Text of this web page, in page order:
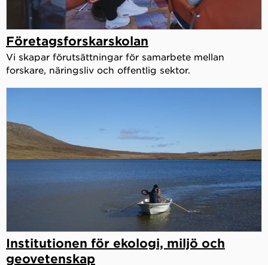
Företagsforskarskolan
Vi skapar förutsättningar för samarbete mellan
forskare, näringsliv och offentlig sektor.
Institutionen för ekologi, miljö och
geovetenskap